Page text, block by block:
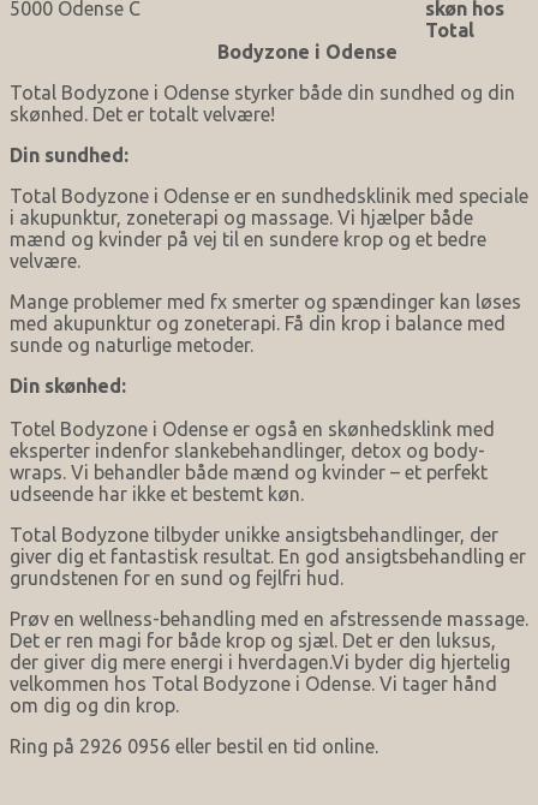
5000 Odense C
skøn hos
Total
Bodyzone i Odense
Total Bodyzone i Odense styrker både din sundhed og din
skønhed. Det er totalt velvære!
Din sundhed:
Total Bodyzone i Odense er en sundhedsklinik med speciale
i akupunktur, zoneterapi og massage. Vi hjælper både
mænd og kvinder på vej til en sundere krop og et bedre
velvære.
Mange problemer med fx smerter og spændinger kan løses
med akupunktur og zoneterapi. Få din krop i balance med
sunde og naturlige metoder.
Din skønhed:
Totel Bodyzone i Odense er også en skønhedsklink med
eksperter indenfor slankebehandlinger, detox og body-
wraps. Vi behandler både mænd og kvinder – et perfekt
udseende har ikke et bestemt køn.
Total Bodyzone tilbyder unikke ansigtsbehandlinger, der
giver dig et fantastisk resultat. En god ansigtsbehandling er
grundstenen for en sund og fejlfri hud.
Prøv en wellness-behandling med en afstressende massage.
Det er ren magi for både krop og sjæl. Det er den luksus,
der giver dig mere energi i hverdagen.Vi byder dig hjertelig
velkommen hos Total Bodyzone i Odense. Vi tager hånd
om dig og din krop.
Ring på 2926 0956 eller bestil en tid online.